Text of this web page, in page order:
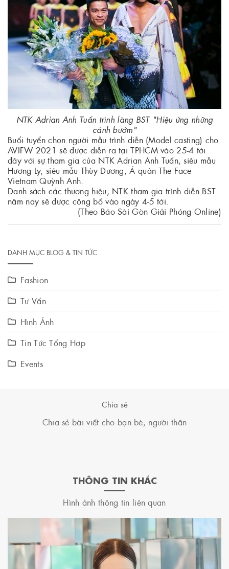
NTK Adrian Anh Tuấn trình làng BST "Hiệu ứng những
cánh bướm"
Buổi tuyển chọn người mẫu trình diễn (Model casting) cho
AVIFW 2021 sẽ được diễn ra tại TPHCM vào 25-4 tới
đây với sự tham gia của NTK Adrian Anh Tuấn, siêu mẫu
Hương Ly, siêu mẫu Thùy Dương, Á quân The Face
Vietnam Quỳnh Anh.
Danh sách các thương hiệu, NTK tham gia trình diễn BST
năm nay sẽ được công bố vào ngày 4-5 tới.
(Theo Báo Sài Gòn Giải Phóng Online)
DANH MỤC BLOG & TIN TỨC
Fashion
Tư Vấn
Hình Ảnh
Tin Tức Tổng Hợp
Events
Chia sẻ
Chia sẻ bài viết cho bạn bè, người thân
THÔNG TIN KHÁC
Hình ảnh thông tin liên quan